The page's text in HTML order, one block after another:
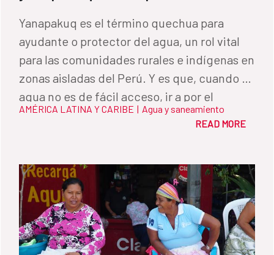
Yanapakuq es el término quechua para
ayudante o protector del agua, un rol vital
para las comunidades rurales e indígenas en
zonas aisladas del Perú. Y es que, cuando el
agua no es de fácil acceso, ir a por el
recurso y almacenarla es una de las
AMÉRICA LATINA Y CARIBE | Agua y saneamiento
READ MORE